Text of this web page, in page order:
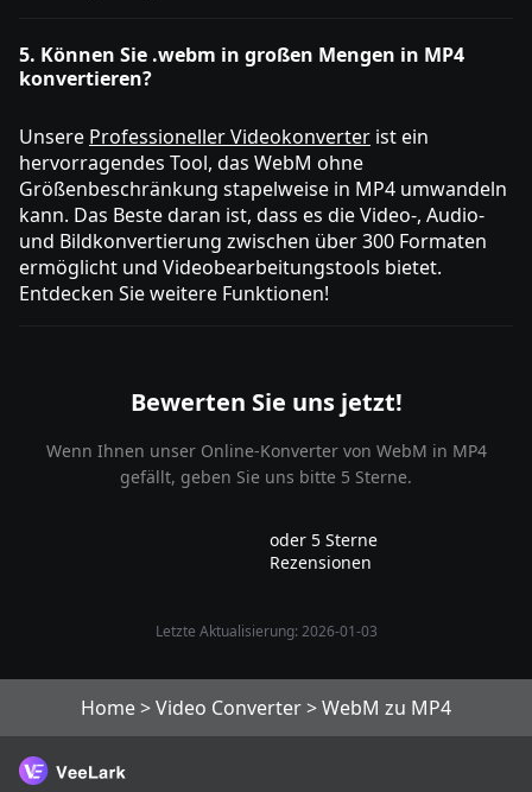
5. Können Sie .webm in großen Mengen in MP4
konvertieren?
Unsere Professioneller Videokonverter ist ein
hervorragendes Tool, das WebM ohne
Größenbeschränkung stapelweise in MP4 umwandeln
kann. Das Beste daran ist, dass es die Video-, Audio-
und Bildkonvertierung zwischen über 300 Formaten
ermöglicht und Videobearbeitungstools bietet.
Entdecken Sie weitere Funktionen!
Bewerten Sie uns jetzt!
Wenn Ihnen unser Online-Konverter von WebM in MP4
gefällt, geben Sie uns bitte 5 Sterne.
oder 5 Sterne
Rezensionen
Letzte Aktualisierung: 2026-01-03
Home>Video Converter>WebM zu MP4